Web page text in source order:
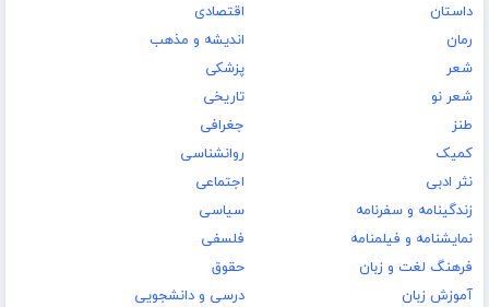
داستان
رمان
شعر
شعر نو
طنز
کمیک
نثر ادبی
زندگینامه و سفرنامه
نمایشنامه و فیلمنامه
فرهنگ لغت و زبان
آموزش زبان
اقتصادی
اندیشه و مذهب
پزشکی
تاریخی
جغرافی
روانشناسی
اجتماعی
سیاسی
فلسفی
حقوق
درسی و دانشجویی